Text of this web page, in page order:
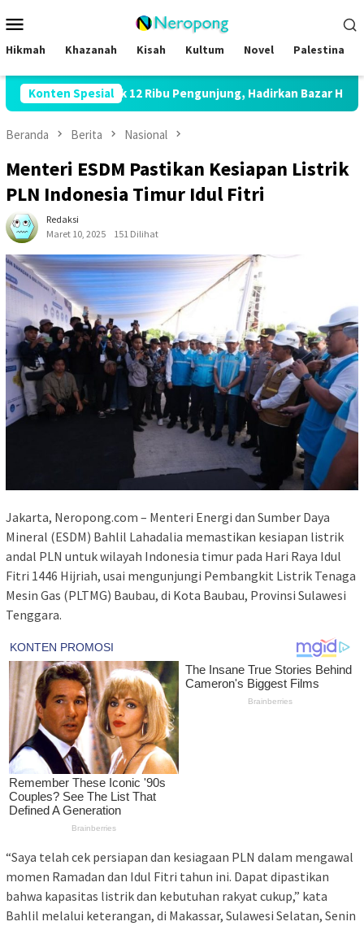
ke
kontenMobile
Hikmah Khazanah Kisah Kultum Novel Palestina
Konten Spesial
Bidik 12 Ribu Pengunjung, Hadirkan Bazar Halal hingga
Beranda Berita Nasional
Menteri ESDM Pastikan Kesiapan Listrik
PLN Indonesia Timur Idul Fitri
Redaksi
Maret 10, 2025
151 Dilihat
Jakarta, Neropong.com – Menteri Energi dan Sumber Daya
Mineral (ESDM) Bahlil Lahadalia memastikan kesiapan listrik
andal PLN untuk wilayah Indonesia timur pada Hari Raya Idul
Fitri 1446 Hijriah, usai mengunjungi Pembangkit Listrik Tenaga
Mesin Gas (PLTMG) Baubau, di Kota Baubau, Provinsi Sulawesi
Tenggara.
“Saya telah cek persiapan dan kesiagaan PLN dalam mengawal
momen Ramadan dan Idul Fitri tahun ini. Dapat dipastikan
bahwa kapasitas listrik dan kebutuhan rakyat cukup,” kata
Bahlil melalui keterangan, di Makassar, Sulawesi Selatan, Senin